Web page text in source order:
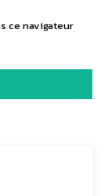
ce navigateur